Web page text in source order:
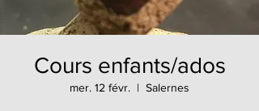
Cours enfants/ados
mer. 12 févr.
  |
Salernes